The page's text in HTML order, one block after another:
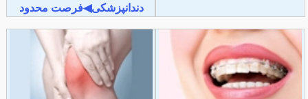
دندانپزشکی◀فرصت محدود